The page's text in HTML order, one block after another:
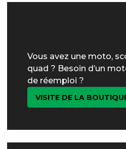
Vous avez une moto,
quad ? Besoin d’un
de réemploi ?
VISITE DE LA